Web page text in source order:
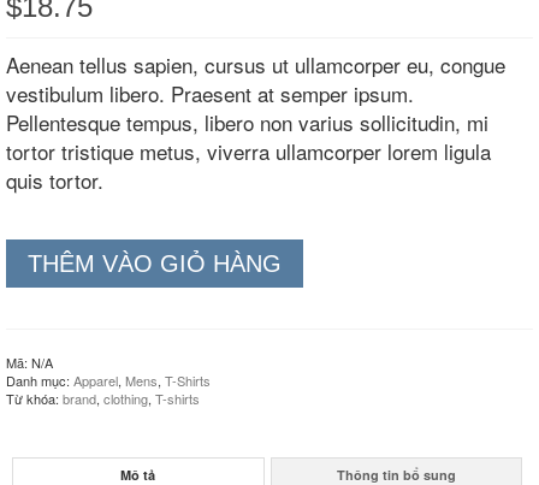
$18.75
Aenean tellus sapien, cursus ut ullamcorper eu, congue
vestibulum libero. Praesent at semper ipsum.
Pellentesque tempus, libero non varius sollicitudin, mi
tortor tristique metus, viverra ullamcorper lorem ligula
quis tortor.
THÊM VÀO GIỎ HÀNG
Mã: N/A
Danh mục: Apparel, Mens, T-Shirts
Từ khóa: brand, clothing, T-shirts
Mô tả Thông tin bổ sung